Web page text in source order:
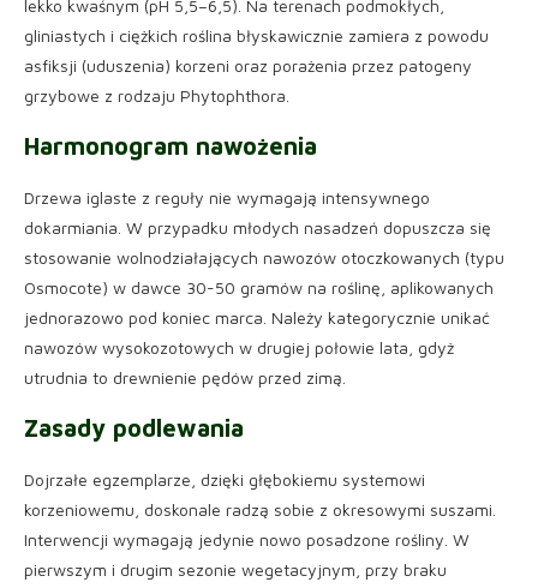
lekko kwaśnym (pH 5,5–6,5). Na terenach podmokłych,
gliniastych i ciężkich roślina błyskawicznie zamiera z powodu
asfiksji (uduszenia) korzeni oraz porażenia przez patogeny
grzybowe z rodzaju Phytophthora.
Harmonogram nawożenia
Drzewa iglaste z reguły nie wymagają intensywnego
dokarmiania. W przypadku młodych nasadzeń dopuszcza się
stosowanie wolnodziałających nawozów otoczkowanych (typu
Osmocote) w dawce 30-50 gramów na roślinę, aplikowanych
jednorazowo pod koniec marca. Należy kategorycznie unikać
nawozów wysokozotowych w drugiej połowie lata, gdyż
utrudnia to drewnienie pędów przed zimą.
Zasady podlewania
Dojrzałe egzemplarze, dzięki głębokiemu systemowi
korzeniowemu, doskonale radzą sobie z okresowymi suszami.
Interwencji wymagają jedynie nowo posadzone rośliny. W
pierwszym i drugim sezonie wegetacyjnym, przy braku